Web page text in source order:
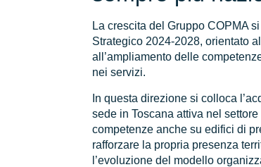
La crescita del Gruppo COPMA
Strategico 2024-2028, orientato
all’ampliamento delle
nei servizi.
In questa direzione si colloca
sede in Toscana attiva nel
competenze anche su edifici di
rafforzare la propria presenza
l’evoluzione del modello